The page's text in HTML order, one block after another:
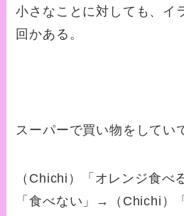
小さなことに対しても、イ
回かある。
スーパーで買い物をしてい
（Chichi）「オレンジ食べ
「食べない」→（Chichi）